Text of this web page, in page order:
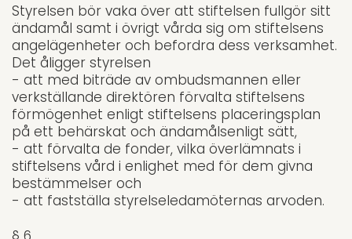
Styrelsen bör vaka över att stiftelsen fullgör sitt
ändamål samt i övrigt vårda sig om stiftelsens
angelägenheter och befordra dess verksamhet.
Det åligger styrelsen
- att med biträde av ombudsmannen eller
verkställande direktören förvalta stif­telsens
förmögenhet enligt stiftelsens placeringsplan
på ett behärskat och ändamålsenligt sätt,
- att förvalta de fonder, vilka överlämnats i
stiftel­sens vård i enlighet med för dem givna
bestämmel­ser och
- att fastställa styrelseledamöternas arvoden.